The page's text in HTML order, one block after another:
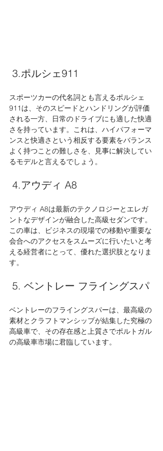
3.ポルシェ911
スポーツカーの代名詞とも言えるポルシェ
911は、そのスピードとハンドリングが評価
される一方、日常のドライブにも適した快適
さを持っています。これは、ハイパフォーマ
ンスと快適さという相反する要素をバランス
よく持つことの難しさを、見事に解決してい
るモデルと言えるでしょう。
4.アウディ A8
アウディ A8は最新のテクノロジーとエレガ
ントなデザインが融合した高級セダンです。
この車は、ビジネスの現場での移動や重要な
会合へのアクセスをスムーズに行いたいと考
える経営者にとって、優れた選択肢となりま
す。
5. ベントレー フライングスパ
ベントレーのフライングスパーは、最高級の
素材とクラフトマンシップが結集した究極の
高級車で、その存在感と上質さでポルトガル
の高級車市場に君臨しています。